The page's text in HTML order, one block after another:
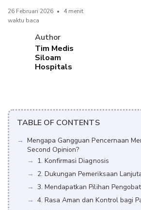
26 Februari 2026 •
4 menit
waktu baca
Author
Tim Medis
Siloam
Hospitals
TABLE OF CONTENTS
Mengapa Gangguan Pencernaan
Second Opinion?
1. Konfirmasi Diagnosis
2. Dukungan Pemeriksaan
3. Mendapatkan Pilihan
4. Rasa Aman dan Kontrol bagi